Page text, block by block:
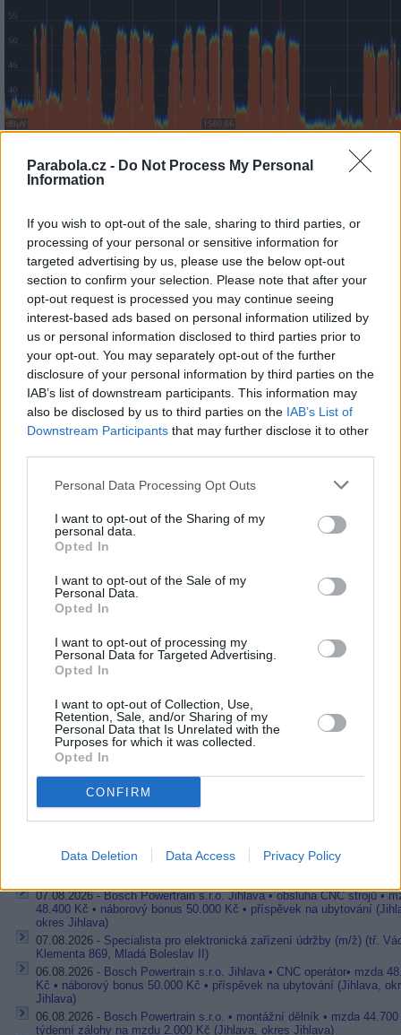
Parabola.cz - Do Not Process My Personal
Information
If you wish to opt-out of the sale, sharing to third parties, or
processing of your personal or sensitive information for
targeted advertising by us, please use the below opt-out
section to confirm your selection. Please note that after your
opt-out request is processed you may continue seeing
interest-based ads based on personal information utilized by
us or personal information disclosed to third parties prior to
your opt-out. You may separately opt-out of the further
disclosure of your personal information by third parties on the
IAB’s list of downstream participants. This information may
also be disclosed by us to third parties on the IAB’s List of
Downstream Participants that may further disclose it to other
Personal Data Processing Opt Outs
I want to opt-out of the Sharing of my
personal data.
Opted In
I want to opt-out of the Sale of my
Personal Data.
Opted In
I want to opt-out of processing my
Personal Data for Targeted Advertising.
Opted In
I want to opt-out of Collection, Use,
Retention, Sale, and/or Sharing of my
Personal Data that Is Unrelated with the
Purposes for which it was collected.
Opted In
CONFIRM
Data Deletion Data Access Privacy Policy
12,344 GHz
▲ Obr č. 15 - Příjem satelitu Astra na pozici 23,5°E,
12,363 GHz
FACEBOOK TWITTER
Přečtěte si také
Teletext na přijímačích s OS Android TV
Prima COOL s audio popisem za pomocí AI
Skončila aukce kmitočtů pro DAB+, přiděleny kmitočty
Pracovní nabídky
07.08.2026 -Bosch Powertrain s.r.o. Jihlava • linkový střídač • mzda
07.08.2026 -Bosch Powertrain s.r.o. Jihlava • obsluha CNC strojů •
48.400 Kč • náborový bonus 50.000 Kč • příspěvek na ubytování
okres Jihlava)
07.08.2026 - Specialista pro elektronická zařízení údržby (m/ž) (tř.
Klementa 869, Mladá Boleslav II)
06.08.2026 - Bosch Powertrain s.r.o. Jihlava • CNC operátor• mzda
Kč • náborový bonus 50.000 Kč • příspěvek na ubytování (Jihlava,
Jihlava)
06.08.2026 - Bosch Powertrain s.r.o. • montážní dělník • mzda 44.700
týdenní zálohy na mzdu 2.000 Kč (Jihlava, okres Jihlava)